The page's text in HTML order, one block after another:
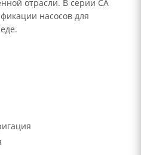
отрасли. В серии CA
насосов для